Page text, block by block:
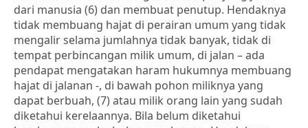
dari manusia (6) dan membuat penutup. Hendaknya
tidak membuang hajat di perairan umum yang tidak
mengalir selama jumlahnya tidak banyak, tidak di
tempat perbincangan milik umum, di jalan – ada
pendapat mengatakan haram hukumnya membuang
hajat di jalanan -, di bawah pohon miliknya yang
dapat berbuah, (7) atau milik orang lain yang sudah
diketahui kerelaannya. Bila belum diketahui